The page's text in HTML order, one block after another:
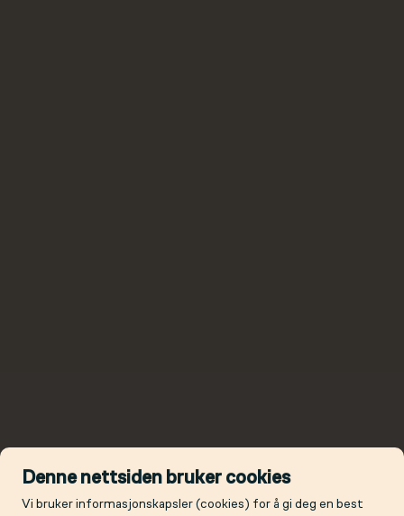
Denne nettsiden bruker cookies
Vi bruker informasjonskapsler (cookies) for å gi deg en best